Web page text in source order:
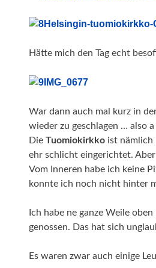
Hätte mich den Tag echt
War dann auch mal kurz in
wieder zu geschlagen … also
Die Tuomiokirkko ist nämlich
ehr schlicht eingerichtet.
Vom Inneren habe ich keine
konnte ich noch nicht hinter
Ich habe ne ganze Weile
genossen. Das hat sich
Es waren zwar auch einige